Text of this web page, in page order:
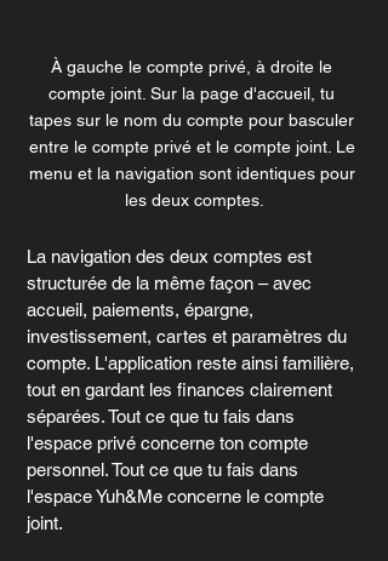
À gauche le compte privé, à droite le
compte joint. Sur la page d'accueil, tu
tapes sur le nom du compte pour basculer
entre le compte privé et le compte joint. Le
menu et la navigation sont identiques pour
les deux comptes.
La navigation des deux comptes est
structurée de la même façon – avec
accueil, paiements, épargne,
investissement, cartes et paramètres du
compte. L'application reste ainsi familière,
tout en gardant les finances clairement
séparées. Tout ce que tu fais dans
l'espace privé concerne ton compte
personnel. Tout ce que tu fais dans
l'espace Yuh&Me concerne le compte
joint.